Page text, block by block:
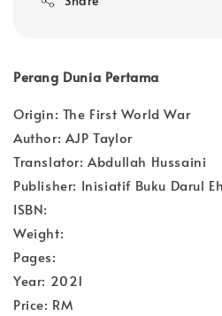
Perang Dunia Pertama
Origin: The First World War
Author: AJP Taylor
Translator: Abdullah Hussaini
Publisher: Inisiatif Buku Darul
ISBN:
Weight:
Pages:
Year: 2021
Price: RM